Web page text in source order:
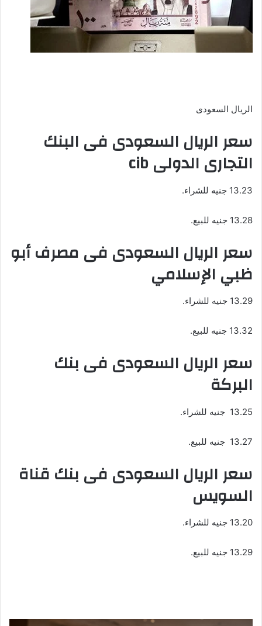
الريال السعودى
سعر الريال السعودى فى البنك
التجارى الدولى cib
13.23 جنيه للشراء.
13.28 جنيه للبيع.
سعر الريال السعودى فى مصرف أبو
ظبي الإسلامي
13.29 جنيه للشراء.
13.32 جنيه للبيع.
سعر الريال السعودى فى بنك
البركة
13.25 جنيه للشراء.
13.27 جنيه للبيع.
سعر الريال السعودى فى بنك قناة
السويس
13.20 جنيه للشراء.
13.29 جنيه للبيع.